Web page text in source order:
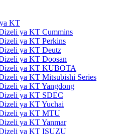
KT
ya KT Cummins
ya KT Perkins
ya KT Deutz
ya KT Doosan
Dizeli ya KT KUBOTA
ya KT Mitsubishi Series
ya KT Yangdong
ya KT SDEC
ya KT Yuchai
Dizeli ya KT MTU
ya KT Yanmar
Dizeli ya KT ISUZU